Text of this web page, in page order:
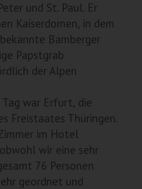
und St. Paul. Er
Kaiserdomen, in dem
Bamberger
Papstgrab
der Alpen
war Erfurt, die
Freistaates Thüringen.
im Hotel
wir eine sehr
76 Personen
geordnet und